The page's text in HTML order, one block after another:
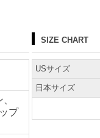
プ
SIZE CHART
USサイズ
日本サイズ